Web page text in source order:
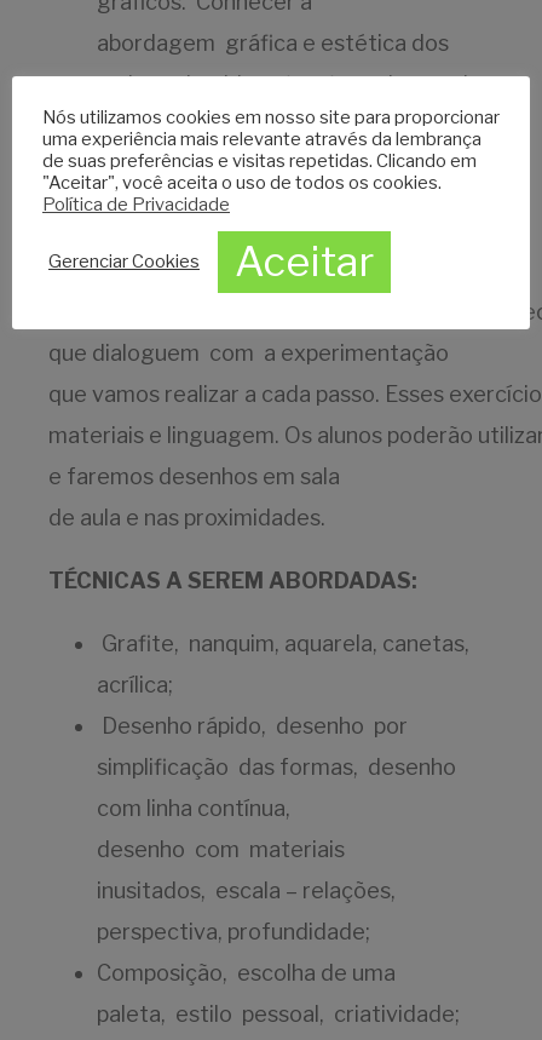
abordagem gráfica e estética dos
mais conhecidossketchersdo mundo;
Fazer desenhos de observação in loco
(ou com utilização de fotografia), em
algum ponto de interesse histórico,
arquitetônico ou cultural da cidade.
que dialoguem com a experimentação
que vamos realizar a cada passo. Esses
materiais e linguagem. Os alunos poderão
e faremos desenhos em sala
de aula e nas proximidades.
TÉCNICAS A SEREM ABORDADAS:
Grafite, nanquim, aquarela, canetas,
acrílica;
Desenho rápido, desenho por
simplificação das formas, desenho
com linha contínua,
desenho com materiais
inusitados, escala – relações,
perspectiva, profundidade;
Composição, escolha de uma
paleta, estilo pessoal, criatividade;
Nós utilizamos cookies em nosso site para proporcionar
uma experiência mais relevante através da lembrança
de suas preferências e visitas repetidas. Clicando em
"Aceitar", você aceita o uso de todos os cookies.
Política de Privacidade
Gerenciar Cookies Aceitar